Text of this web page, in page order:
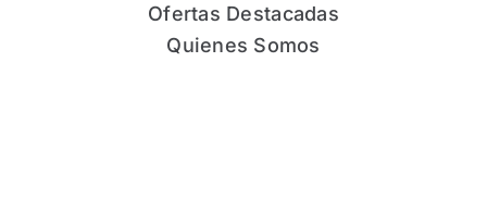
Ofertas Destacadas
Quienes Somos